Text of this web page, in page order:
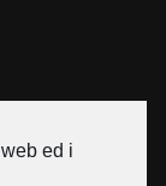
ed i